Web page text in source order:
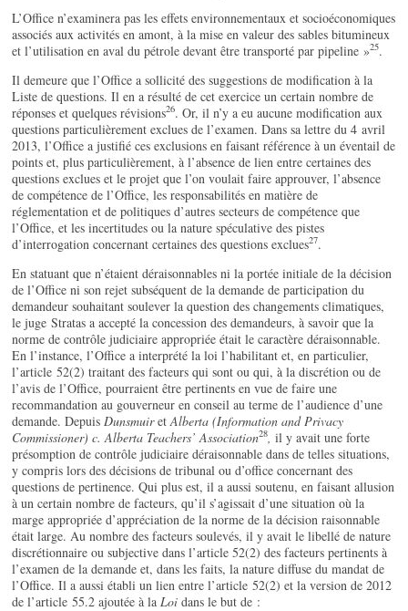
L’Office n’examinera pas les effets environnementaux et socioéconomiques
associés aux activités en amont, à la mise en valeur des sables bitumineux
et l’utilisation en aval du pétrole devant être transporté par pipeline »25.
Il demeure que l’Office a sollicité des suggestions de modification à la
Liste de questions. Il en a résulté de cet exercice un certain nombre de
réponses et quelques révisions26. Or, il n’y a eu aucune modification aux
questions particulièrement exclues de l’examen. Dans sa lettre du 4 avril
2013, l’Office a justifié ces exclusions en faisant référence à un éventail de
points et, plus particulièrement, à l’absence de lien entre certaines des
questions exclues et le projet que l’on voulait faire approuver, l’absence
de compétence de l’Office, les responsabilités en matière de
réglementation et de politiques d’autres secteurs de compétence que
l’Office, et les incertitudes ou la nature spéculative des pistes
d’interrogation concernant certaines des questions exclues27.
En statuant que n’étaient déraisonnables ni la portée initiale de la décision
de l’Office ni son rejet subséquent de la demande de participation du
demandeur souhaitant soulever la question des changements climatiques,
le juge Stratas a accepté la concession des demandeurs, à savoir que la
norme de contrôle judiciaire appropriée était le caractère déraisonnable.
En l’instance, l’Office a interprété la loi l’habilitant et, en particulier,
l’article 52(2) traitant des facteurs qui sont ou qui, à la discrétion ou de
l’avis de l’Office, pourraient être pertinents en vue de faire une
recommandation au gouverneur en conseil au terme de l’audience d’une
demande. Depuis DunsmuiretAlberta (Information and Privacy
Commissioner) c. Alberta Teachers’ Association28 ,il y avait une forte
présomption de contrôle judiciaire déraisonnable dans de telles situations,
y compris lors des décisions de tribunal ou d’office concernant des
questions de pertinence. Qui plus est, il a aussi soutenu, en faisant allusion
à un certain nombre de facteurs, qu’il s’agissait d’une situation où la
marge appropriée d’appréciation de la norme de la décision raisonnable
était large. Au nombre des facteurs soulevés, il y avait le libellé de nature
discrétionnaire ou subjective dans l’article 52(2) des facteurs pertinents à
l’examen de la demande et, dans les faits, la nature diffuse du mandat de
l’Office. Il a aussi établi un lien entre l’article 52(2) et la version de 2012
de l’article 55.2 ajoutée à la Loidans le but de :